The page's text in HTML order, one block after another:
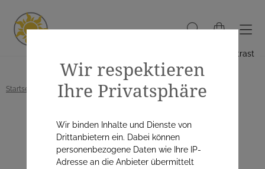
Hoher Kontrast
Startseite Alle Produkte Wellness
Wellness
Wir respektieren
Ihre Privatsphäre
Wir binden Inhalte und Dienste von
Drittanbietern ein. Dabei können
personenbezogene Daten wie Ihre IP-
Adresse an die Anbieter übermittelt